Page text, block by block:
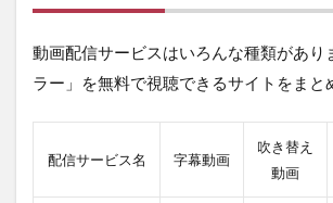
聴
き
動
信
ー
動画配信サービスはいろんな種類があり
ラー」を無料で視聴できるサイトをまと
配信サービス名 字幕動画
吹き替え
動画